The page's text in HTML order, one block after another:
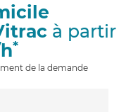
i
à partir
*
de la demande